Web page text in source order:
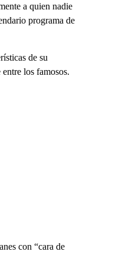
a quien nadie
programa de
de su
los famosos.
con “cara de